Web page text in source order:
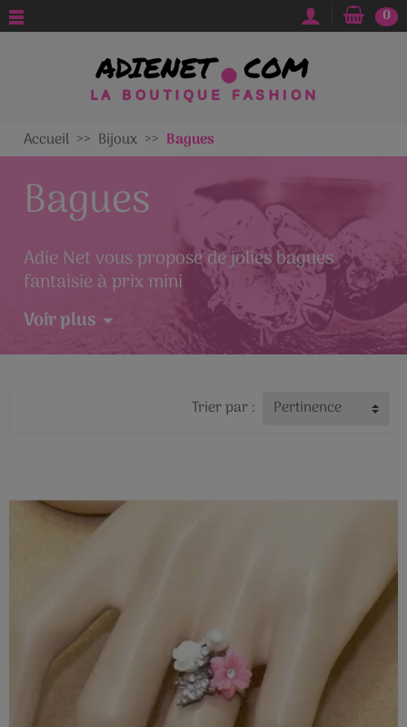
0
Accueil Bijoux Bagues
Bagues
Adie Net vous propose de jolies bagues
fantaisie à prix mini
Voir plus
Trier par : Pertinence